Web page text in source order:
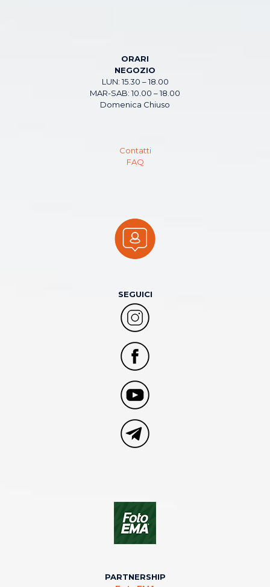
ORARI
NEGOZIO
LUN: 15.30 – 18.00
MAR-SAB: 10.00 – 18.00
Domenica Chiuso
Contatti
FAQ
SEGUICI
PARTNERSHIP